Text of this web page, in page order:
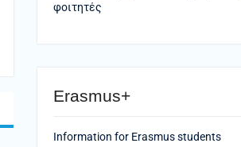
φοιτητές
Erasmus+
Information for Erasmus students